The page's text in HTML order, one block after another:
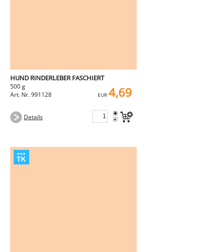
HUND RINDERLEBER FASCHIERT
500 g
Art. Nr. 991128
EUR 4,69
Details +
-